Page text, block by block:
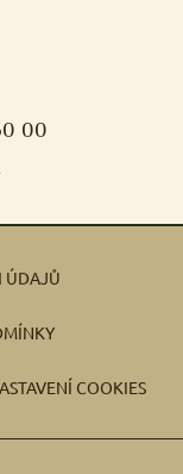
00
ÚDAJŮ
COOKIES